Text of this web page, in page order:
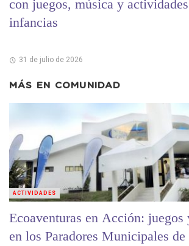
con juegos, música y
infancias
31 de julio de 2026
MÁS EN COMUNIDAD
Ecoaventuras en Acción: juegos
en los Paradores Municipales de
ACTIVIDADES